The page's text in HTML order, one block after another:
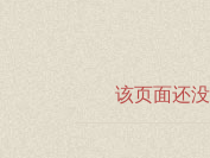
该页面还